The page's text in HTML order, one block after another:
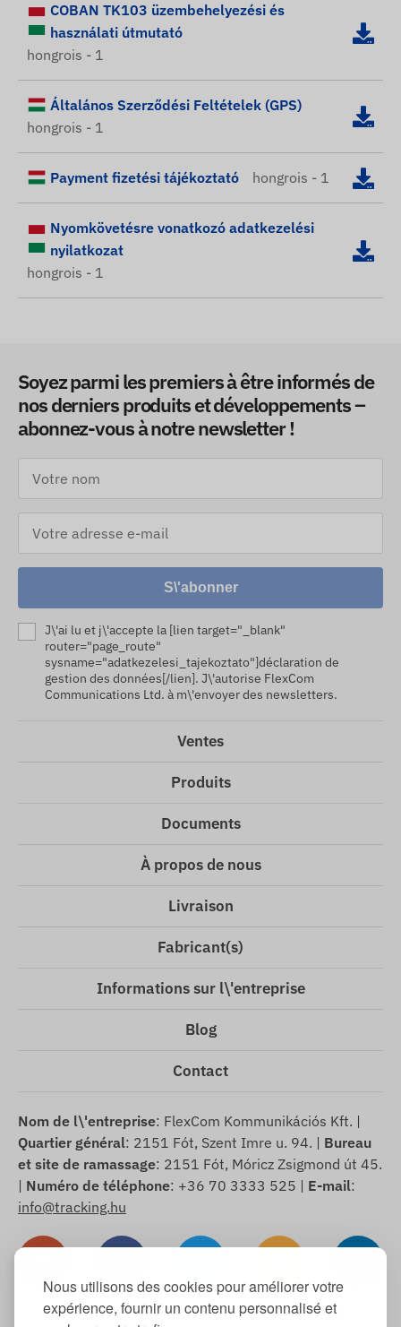
Nous utilisons des cookies pour améliorer votre
expérience, fournir un contenu personnalisé et
COBAN TK103 üzembehelyezési és
használati útmutató
hongrois - 1
Általános Szerződési Feltételek (GPS)
hongrois - 1
Payment fizetési tájékoztató hongrois - 1
Nyomkövetésre vonatkozó adatkezelési
nyilatkozat
hongrois - 1
Soyez parmi les premiers à être informés de
nos derniers produits et développements –
abonnez-vous à notre newsletter !
S\'abonner
J\'ai lu et j\'accepte la [lien target="_blank"
router="page_route"
sysname="adatkezelesi_tajekoztato"]déclaration de
gestion des données[/lien]. J\'autorise FlexCom
Communications Ltd. à m\'envoyer des newsletters.
Ventes
Produits
Documents
À propos de nous
Livraison
Fabricant(s)
Informations sur l\'entreprise
Blog
Contact
Nom de l\'entreprise: FlexCom Kommunikációs Kft. |
Quartier général: 2151 Fót, Szent Imre u. 94. | Bureau
et site de ramassage: 2151 Fót, Móricz Zsigmond út 45.
| Numéro de téléphone: +36 70 3333 525 | E-mail:
info@tracking.hu